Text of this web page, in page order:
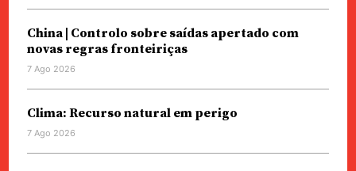
China | Controlo sobre saídas apertado com
novas regras fronteiriças
7 Ago 2026
Clima: Recurso natural em perigo
7 Ago 2026